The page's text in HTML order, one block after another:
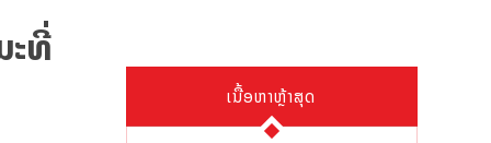
ະທີ່
ເນື້ອຫາຫຼ້າສຸດ